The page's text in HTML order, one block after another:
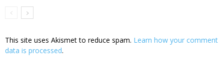
This site uses Akismet to reduce spam. Learn how your comment
data is processed.